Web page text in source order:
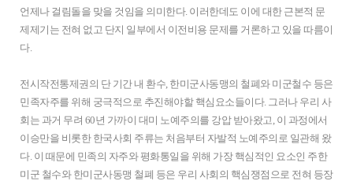
언제나 걸림돌을 맞을 것임을 의미한다. 이러한데도 이에 대한 근본적 문
제제기는 전혀 없고 단지 일부에서 이전비용 문제를 거론하고 있을 따름이
다.
전시작전통제권의 단 기간 내 환수, 한미군사동맹의 철폐와 미군철수 등은
민족자주를 위해 궁극적으로 추진해야할 핵심요소들이다. 그러나 우리 사
회는 과거 무려 60년 가까이 대미 노예주의를 강압 받아왔고, 이 과정에서
이승만을 비롯한 한국사회 주류는 처음부터 자발적 노예주의로 일관해 왔
다. 이 때문에 민족의 자주와 평화통일을 위해 가장 핵심적인 요소인 주한
미군 철수와 한미군사동맹 철폐 등은 우리 사회의 핵심쟁점으로 전혀 등장